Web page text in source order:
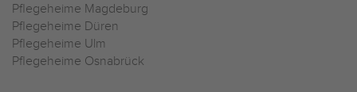
Pflegeheime Magdeburg
Pflegeheime Düren
Pflegeheime Ulm
Pflegeheime Osnabrück